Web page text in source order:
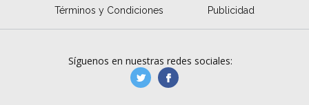
Términos y Condiciones Publicidad
Síguenos en nuestras redes sociales:
manufacturaGE